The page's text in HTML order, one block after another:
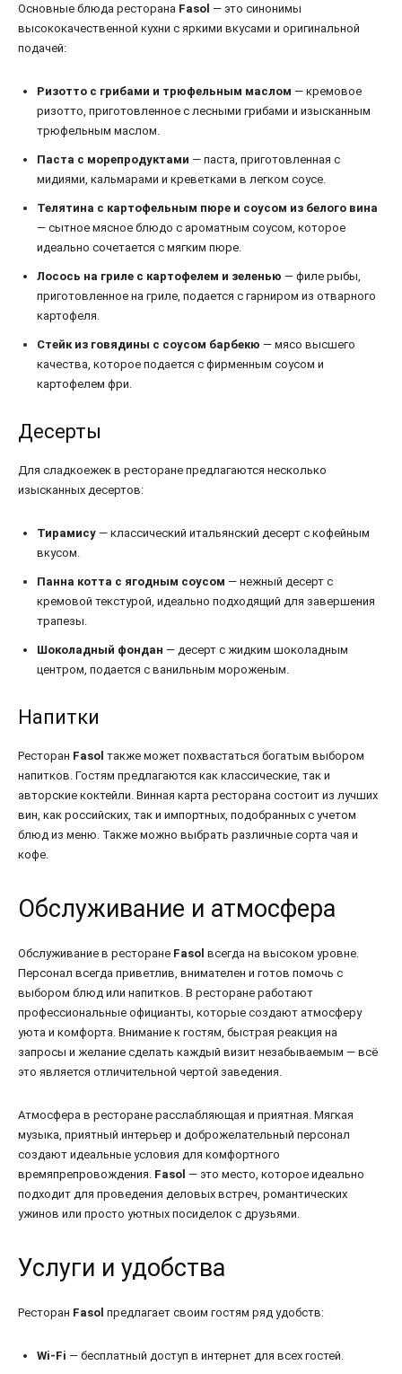
Основные блюда ресторана Fasol — это синонимы
высококачественной кухни с яркими вкусами и оригинальной
подачей:
Ризотто с грибами и трюфельным маслом — кремовое
ризотто, приготовленное с лесными грибами и изысканным
трюфельным маслом.
Паста с морепродуктами — паста, приготовленная с
мидиями, кальмарами и креветками в легком соусе.
Телятина с картофельным пюре и соусом из белого вина
— сытное мясное блюдо с ароматным соусом, которое
идеально сочетается с мягким пюре.
Лосось на гриле с картофелем и зеленью — филе рыбы,
приготовленное на гриле, подается с гарниром из отварного
картофеля.
Стейк из говядины с соусом барбекю — мясо высшего
качества, которое подается с фирменным соусом и
картофелем фри.
Десерты
Для сладкоежек в ресторане предлагаются несколько
изысканных десертов:
Тирамису — классический итальянский десерт с кофейным
вкусом.
Панна котта с ягодным соусом — нежный десерт с
кремовой текстурой, идеально подходящий для завершения
трапезы.
Шоколадный фондан — десерт с жидким шоколадным
центром, подается с ванильным мороженым.
Напитки
Ресторан Fasol также может похвастаться богатым выбором
напитков. Гостям предлагаются как классические, так и
авторские коктейли. Винная карта ресторана состоит из лучших
вин, как российских, так и импортных, подобранных с учетом
блюд из меню. Также можно выбрать различные сорта чая и
кофе.
Обслуживание и атмосфера
Обслуживание в ресторане Fasol всегда на высоком уровне.
Персонал всегда приветлив, внимателен и готов помочь с
выбором блюд или напитков. В ресторане работают
профессиональные официанты, которые создают атмосферу
уюта и комфорта. Внимание к гостям, быстрая реакция на
запросы и желание сделать каждый визит незабываемым — всё
это является отличительной чертой заведения.
Атмосфера в ресторане расслабляющая и приятная. Мягкая
музыка, приятный интерьер и доброжелательный персонал
создают идеальные условия для комфортного
времяпрепровождения. Fasol — это место, которое идеально
подходит для проведения деловых встреч, романтических
ужинов или просто уютных посиделок с друзьями.
Услуги и удобства
Ресторан Fasol предлагает своим гостям ряд удобств:
Wi-Fi — бесплатный доступ в интернет для всех гостей.